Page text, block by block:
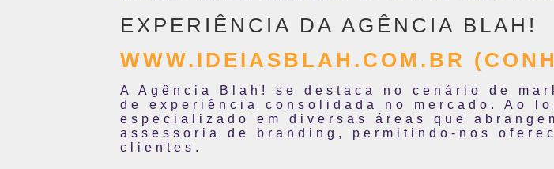
EXPERIÊNCIA DA AGÊNCIA BLAH!
WWW.IDEIASBLAH.COM.BR
A Agência Blah! se destaca no cenário de
de experiência consolidada no mercado. Ao
especializado em diversas áreas que
assessoria de branding, permitindo-nos
clientes.